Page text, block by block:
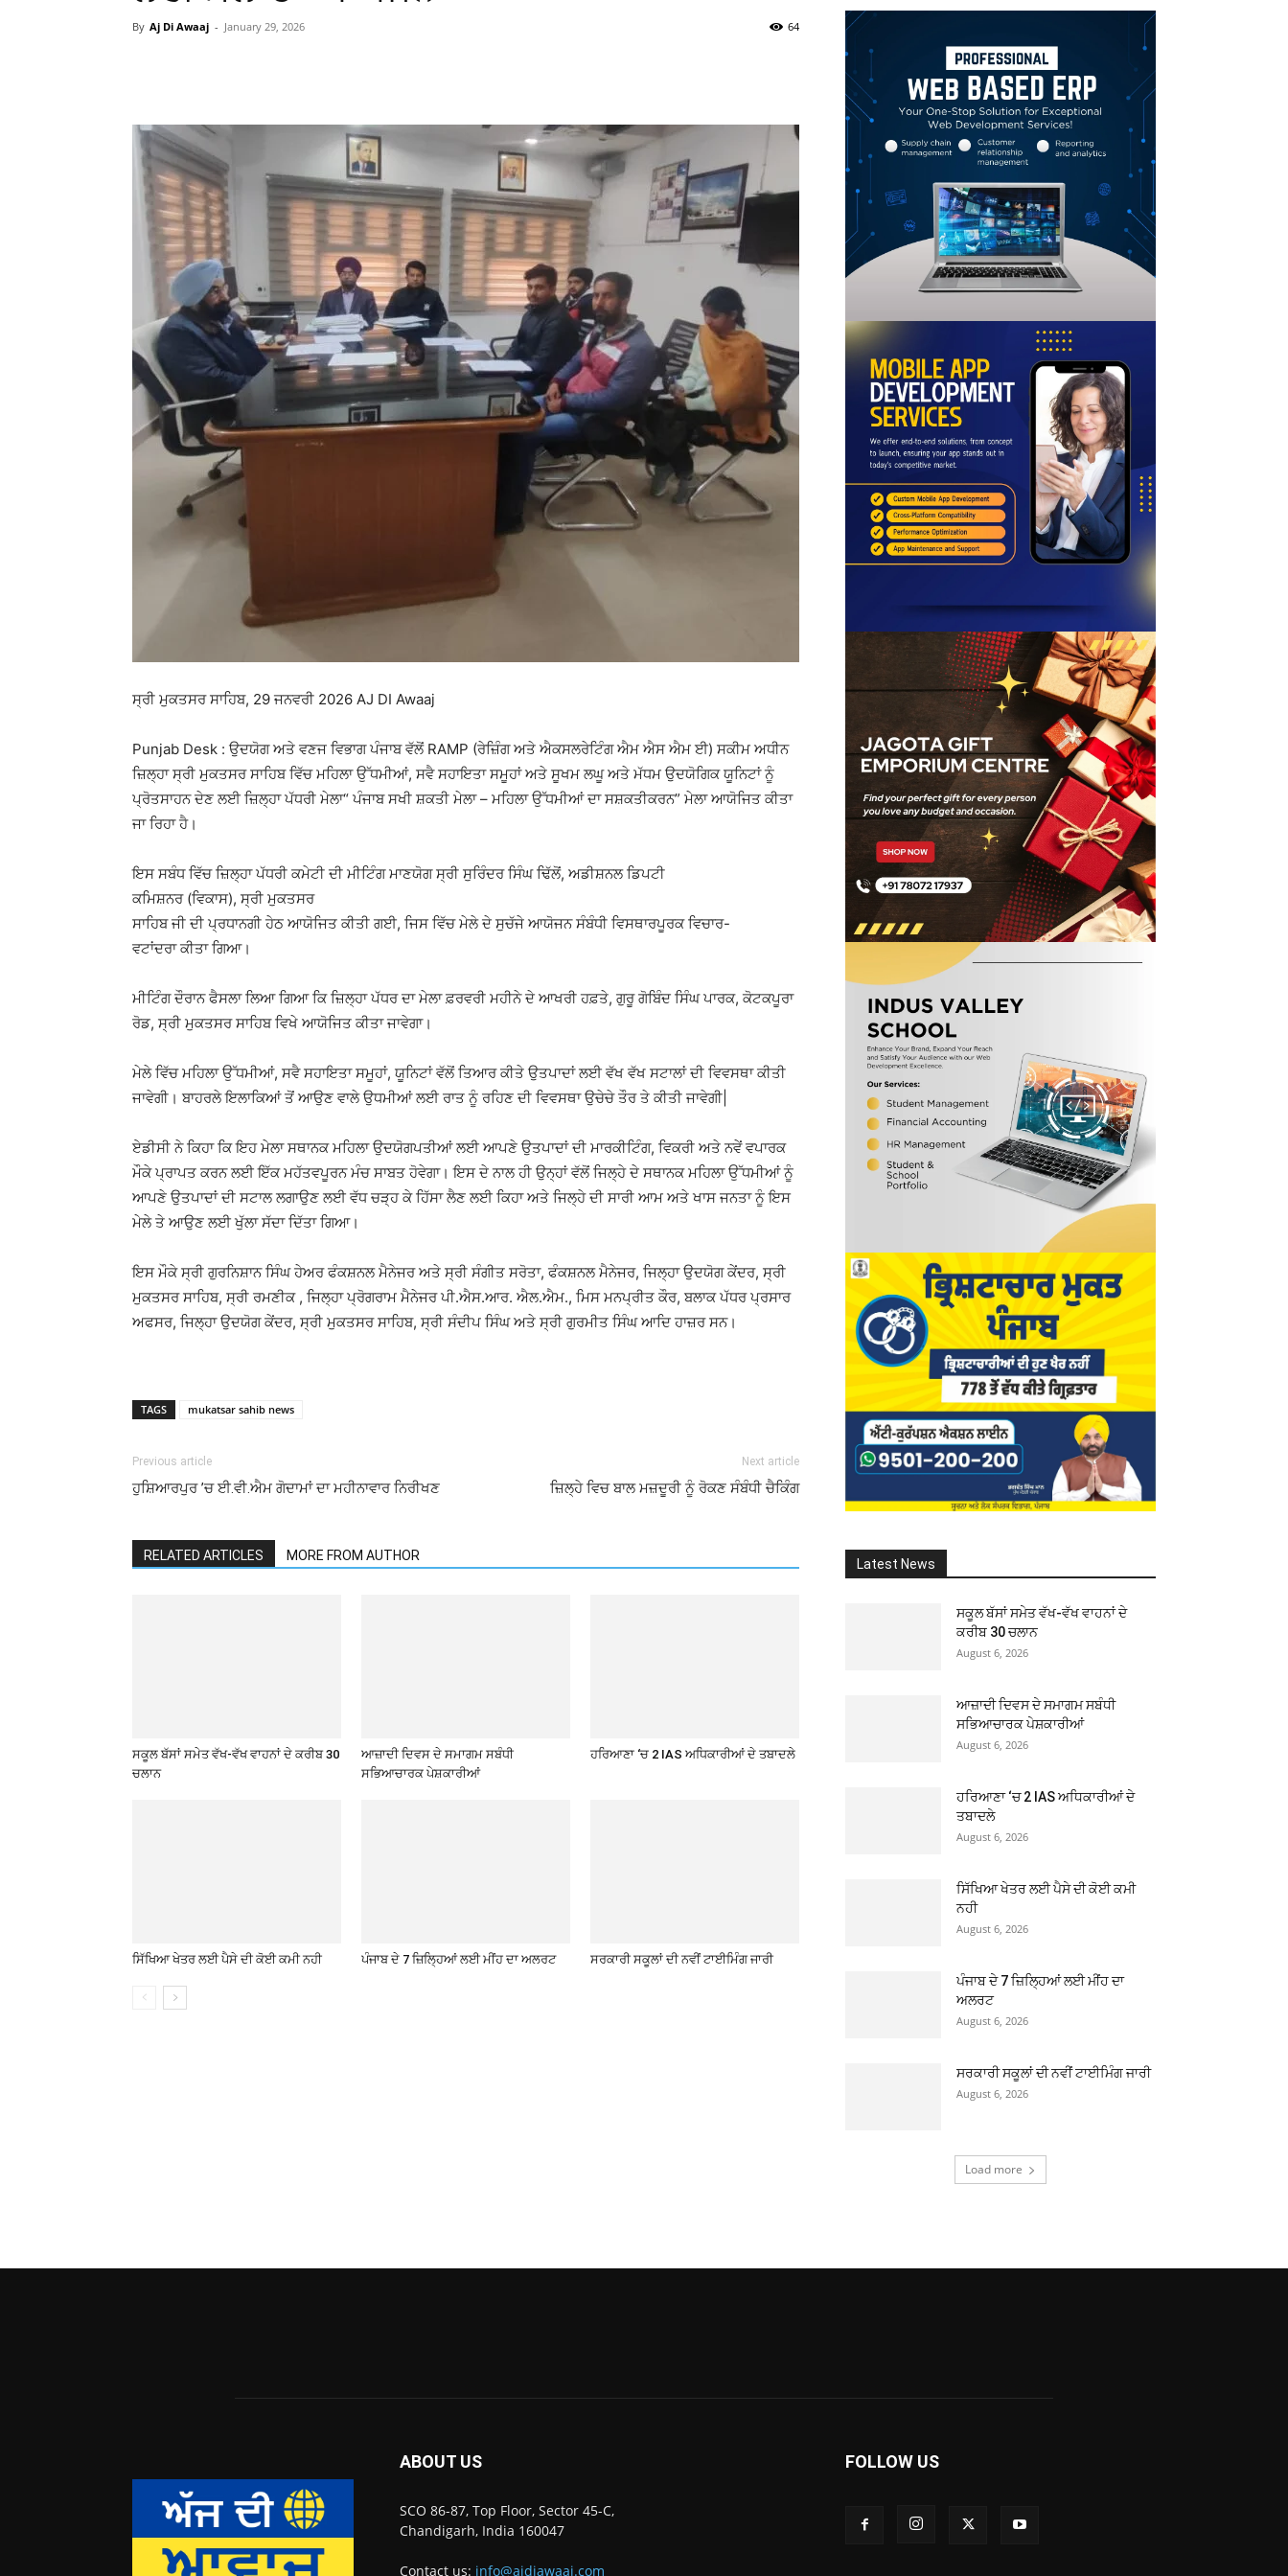
By Aj Di Awaaj - January 29, 2026 64
Email Print
ਸ੍ਰੀ ਮੁਕਤਸਰ ਸਾਹਿਬ, 29 ਜਨਵਰੀ 2026 AJ DI Awaaj
Punjab Desk : ਉਦਯੋਗ ਅਤੇ ਵਣਜ ਵਿਭਾਗ ਪੰਜਾਬ ਵੱਲੋਂ RAMP (ਰੇਜ਼ਿੰਗ ਅਤੇ ਐਕਸਲਰੇਟਿੰਗ ਐਮ ਐਸ ਐਮ ਈ) ਸਕੀਮ ਅਧੀਨ
ਜ਼ਿਲ੍ਹਾ ਸ੍ਰੀ ਮੁਕਤਸਰ ਸਾਹਿਬ ਵਿੱਚ ਮਹਿਲਾ ਉੱਧਮੀਆਂ, ਸਵੈ ਸਹਾਇਤਾ ਸਮੂਹਾਂ ਅਤੇ ਸੂਖਮ ਲਘੂ ਅਤੇ ਮੱਧਮ ਉਦਯੋਗਿਕ ਯੂਨਿਟਾਂ ਨੂੰ
ਪ੍ਰੋਤਸਾਹਨ ਦੇਣ ਲਈ ਜ਼ਿਲ੍ਹਾ ਪੱਧਰੀ ਮੇਲਾ“ ਪੰਜਾਬ ਸਖੀ ਸ਼ਕਤੀ ਮੇਲਾ – ਮਹਿਲਾ ਉੱਧਮੀਆਂ ਦਾ ਸਸ਼ਕਤੀਕਰਨ” ਮੇਲਾ ਆਯੋਜਿਤ ਕੀਤਾ
ਜਾ ਰਿਹਾ ਹੈ।
ਇਸ ਸਬੰਧ ਵਿੱਚ ਜ਼ਿਲ੍ਹਾ ਪੱਧਰੀ ਕਮੇਟੀ ਦੀ ਮੀਟਿੰਗ ਮਾਣਯੋਗ ਸ੍ਰੀ ਸੁਰਿੰਦਰ ਸਿੰਘ ਢਿੱਲੋਂ, ਅਡੀਸ਼ਨਲ ਡਿਪਟੀ
ਕਮਿਸ਼ਨਰ (ਵਿਕਾਸ), ਸ੍ਰੀ ਮੁਕਤਸਰ
ਸਾਹਿਬ ਜੀ ਦੀ ਪ੍ਰਧਾਨਗੀ ਹੇਠ ਆਯੋਜਿਤ ਕੀਤੀ ਗਈ, ਜਿਸ ਵਿੱਚ ਮੇਲੇ ਦੇ ਸੁਚੱਜੇ ਆਯੋਜਨ ਸੰਬੰਧੀ ਵਿਸਥਾਰਪੂਰਕ ਵਿਚਾਰ-
ਵਟਾਂਦਰਾ ਕੀਤਾ ਗਿਆ।
ਮੀਟਿੰਗ ਦੌਰਾਨ ਫੈਸਲਾ ਲਿਆ ਗਿਆ ਕਿ ਜ਼ਿਲ੍ਹਾ ਪੱਧਰ ਦਾ ਮੇਲਾ ਫ਼ਰਵਰੀ ਮਹੀਨੇ ਦੇ ਆਖਰੀ ਹਫ਼ਤੇ, ਗੁਰੂ ਗੋਬਿੰਦ ਸਿੰਘ ਪਾਰਕ, ਕੋਟਕਪੂਰਾ
ਰੋਡ, ਸ੍ਰੀ ਮੁਕਤਸਰ ਸਾਹਿਬ ਵਿਖੇ ਆਯੋਜਿਤ ਕੀਤਾ ਜਾਵੇਗਾ।
ਮੇਲੇ ਵਿੱਚ ਮਹਿਲਾ ਉੱਧਮੀਆਂ, ਸਵੈ ਸਹਾਇਤਾ ਸਮੂਹਾਂ, ਯੂਨਿਟਾਂ ਵੱਲੋਂ ਤਿਆਰ ਕੀਤੇ ਉਤਪਾਦਾਂ ਲਈ ਵੱਖ ਵੱਖ ਸਟਾਲਾਂ ਦੀ ਵਿਵਸਥਾ ਕੀਤੀ
ਜਾਵੇਗੀ। ਬਾਹਰਲੇ ਇਲਾਕਿਆਂ ਤੋਂ ਆਉਣ ਵਾਲੇ ਉਧਮੀਆਂ ਲਈ ਰਾਤ ਨੂੰ ਰਹਿਣ ਦੀ ਵਿਵਸਥਾ ਉਚੇਚੇ ਤੌਰ ਤੇ ਕੀਤੀ ਜਾਵੇਗੀ|
ਏਡੀਸੀ ਨੇ ਕਿਹਾ ਕਿ ਇਹ ਮੇਲਾ ਸਥਾਨਕ ਮਹਿਲਾ ਉਦਯੋਗਪਤੀਆਂ ਲਈ ਆਪਣੇ ਉਤਪਾਦਾਂ ਦੀ ਮਾਰਕੀਟਿੰਗ, ਵਿਕਰੀ ਅਤੇ ਨਵੇਂ ਵਪਾਰਕ
ਮੌਕੇ ਪ੍ਰਾਪਤ ਕਰਨ ਲਈ ਇੱਕ ਮਹੱਤਵਪੂਰਨ ਮੰਚ ਸਾਬਤ ਹੋਵੇਗਾ। ਇਸ ਦੇ ਨਾਲ ਹੀ ਉਨ੍ਹਾਂ ਵੱਲੋਂ ਜਿਲ੍ਹੇ ਦੇ ਸਥਾਨਕ ਮਹਿਲਾ ਉੱਧਮੀਆਂ ਨੂੰ
ਆਪਣੇ ਉਤਪਾਦਾਂ ਦੀ ਸਟਾਲ ਲਗਾਉਣ ਲਈ ਵੱਧ ਚੜ੍ਹ ਕੇ ਹਿੱਸਾ ਲੈਣ ਲਈ ਕਿਹਾ ਅਤੇ ਜਿਲ੍ਹੇ ਦੀ ਸਾਰੀ ਆਮ ਅਤੇ ਖਾਸ ਜਨਤਾ ਨੂੰ ਇਸ
ਮੇਲੇ ਤੇ ਆਉਣ ਲਈ ਖੁੱਲਾ ਸੱਦਾ ਦਿੱਤਾ ਗਿਆ।
ਇਸ ਮੌਕੇ ਸ੍ਰੀ ਗੁਰਨਿਸ਼ਾਨ ਸਿੰਘ ਹੇਅਰ ਫੰਕਸ਼ਨਲ ਮੈਨੇਜਰ ਅਤੇ ਸ੍ਰੀ ਸੰਗੀਤ ਸਰੋਤਾ, ਫੰਕਸ਼ਨਲ ਮੈਨੇਜਰ, ਜਿਲ੍ਹਾ ਉਦਯੋਗ ਕੇਂਦਰ, ਸ੍ਰੀ
ਮੁਕਤਸਰ ਸਾਹਿਬ, ਸ੍ਰੀ ਰਮਣੀਕ , ਜਿਲ੍ਹਾ ਪ੍ਰੋਗਰਾਮ ਮੈਨੇਜਰ ਪੀ.ਐਸ.ਆਰ. ਐਲ.ਐਮ., ਮਿਸ ਮਨਪ੍ਰੀਤ ਕੌਰ, ਬਲਾਕ ਪੱਧਰ ਪ੍ਰਸਾਰ
ਅਫਸਰ, ਜਿਲ੍ਹਾ ਉਦਯੋਗ ਕੇਂਦਰ, ਸ੍ਰੀ ਮੁਕਤਸਰ ਸਾਹਿਬ, ਸ੍ਰੀ ਸੰਦੀਪ ਸਿੰਘ ਅਤੇ ਸ੍ਰੀ ਗੁਰਮੀਤ ਸਿੰਘ ਆਦਿ ਹਾਜ਼ਰ ਸਨ।
TAGS mukatsar sahib news
Previous article
ਹੁਸ਼ਿਆਰਪੁਰ ’ਚ ਈ.ਵੀ.ਐਮ ਗੋਦਾਮਾਂ ਦਾ ਮਹੀਨਾਵਾਰ ਨਿਰੀਖਣ
Next article
ਜ਼ਿਲ੍ਹੇ ਵਿਚ ਬਾਲ ਮਜ਼ਦੂਰੀ ਨੂੰ ਰੋਕਣ ਸੰਬੰਧੀ ਚੈਕਿੰਗ
RELATED ARTICLES MORE FROM AUTHOR
ਸਕੂਲ ਬੱਸਾਂ ਸਮੇਤ ਵੱਖ-ਵੱਖ ਵਾਹਨਾਂ ਦੇ ਕਰੀਬ 30
ਚਲਾਨ
ਆਜ਼ਾਦੀ ਦਿਵਸ ਦੇ ਸਮਾਗਮ ਸਬੰਧੀ
ਸਭਿਆਚਾਰਕ ਪੇਸ਼ਕਾਰੀਆਂ
ਹਰਿਆਣਾ ‘ਚ 2 IAS ਅਧਿਕਾਰੀਆਂ ਦੇ ਤਬਾਦਲੇ
ਸਿੱਖਿਆ ਖੇਤਰ ਲਈ ਪੈਸੇ ਦੀ ਕੋਈ ਕਮੀ ਨਹੀ ਪੰਜਾਬ ਦੇ 7 ਜ਼ਿਲ੍ਹਿਆਂ ਲਈ ਮੀਂਹ ਦਾ ਅਲਰਟ ਸਰਕਾਰੀ ਸਕੂਲਾਂ ਦੀ ਨਵੀਂ ਟਾਈਮਿੰਗ ਜਾਰੀ
Latest News
ਸਕੂਲ ਬੱਸਾਂ ਸਮੇਤ ਵੱਖ-ਵੱਖ ਵਾਹਨਾਂ ਦੇ
ਕਰੀਬ 30 ਚਲਾਨ
August 6, 2026
ਆਜ਼ਾਦੀ ਦਿਵਸ ਦੇ ਸਮਾਗਮ ਸਬੰਧੀ
ਸਭਿਆਚਾਰਕ ਪੇਸ਼ਕਾਰੀਆਂ
August 6, 2026
ਹਰਿਆਣਾ ‘ਚ 2 IAS ਅਧਿਕਾਰੀਆਂ ਦੇ
ਤਬਾਦਲੇ
August 6, 2026
ਸਿੱਖਿਆ ਖੇਤਰ ਲਈ ਪੈਸੇ ਦੀ ਕੋਈ ਕਮੀ
ਨਹੀ
August 6, 2026
ਪੰਜਾਬ ਦੇ 7 ਜ਼ਿਲ੍ਹਿਆਂ ਲਈ ਮੀਂਹ ਦਾ
ਅਲਰਟ
August 6, 2026
ਸਰਕਾਰੀ ਸਕੂਲਾਂ ਦੀ ਨਵੀਂ ਟਾਈਮਿੰਗ ਜਾਰੀ
August 6, 2026
Load more
ABOUT US
SCO 86-87, Top Floor, Sector 45-C,
Chandigarh, India 160047
Contact us: info@ajdiawaaj.com
FOLLOW US